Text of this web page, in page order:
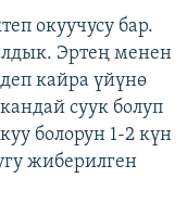
окуучусу бар.
Эртең менен
кайра үйүнө
суук болуп
болорун 1-2 күн
жиберилген